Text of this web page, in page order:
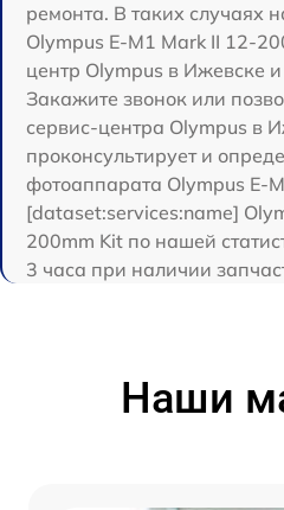
ремонта. В таких случаях
Olympus E‑M1 Mark II 12-
центр Olympus в Ижевске и
Закажите звонок или
сервис-центра Olympus в
проконсультирует и
фотоаппарата Olympus
[dataset:services:name]
200mm Kit по нашей
3 часа при наличии
Наши